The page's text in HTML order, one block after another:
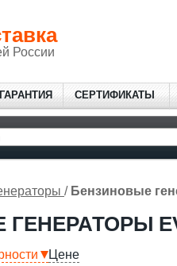
России
ГАРАНТИЯ СЕРТИФИКАТЫ
/ Бензиновые
Цене